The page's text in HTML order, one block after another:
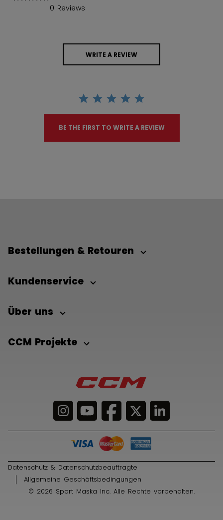
0 Reviews
WRITE A REVIEW
BE THE FIRST TO WRITE A REVIEW
Bestellungen & Retouren
Kundenservice
Über uns
CCM Projekte
© 2026 Sport Maska Inc. Alle Rechte vorbehalten.
Datenschutz & Datenschutzbeauftragte
Allgemeine Geschäftsbedingungen